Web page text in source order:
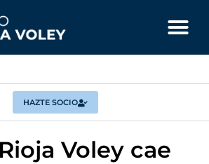
HAZTE SOCIO
Voley cae